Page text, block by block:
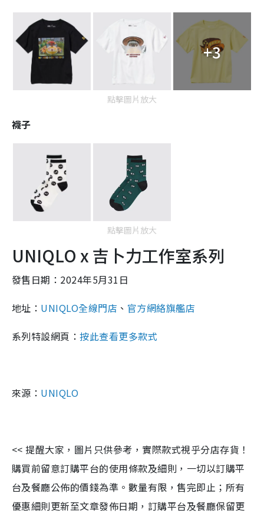
+3
點擊圖片放大
襪子
點擊圖片放大
UNIQLO x 吉卜力工作室系列
發售日期：2024年5月31日
地址： UNIQLO全線門店 、 官方網絡旗艦店
系列特設網頁：按此查看更多款式
來源： UNIQLO
<< 提醒大家，圖片只供參考，實際款式視乎分店存貨！
購買前留意訂購平台的使用條款及細則，一切以訂購平
台及餐廳公佈的價錢為準。數量有限，售完即止；所有
優惠細則更新至文章發佈日期，訂購平台及餐廳保留更